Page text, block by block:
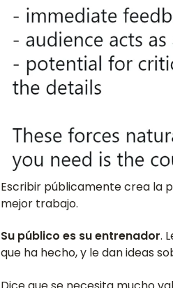
Escribir públicamente crea la
mejor trabajo.
Su público es su entrenador.
que ha hecho, y le dan ideas